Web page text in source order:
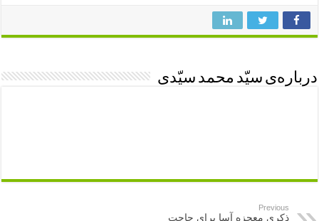
درباره‌ی سیّد محمد سیّدی
Previous
ذکری معجزه آسا برای حاجت